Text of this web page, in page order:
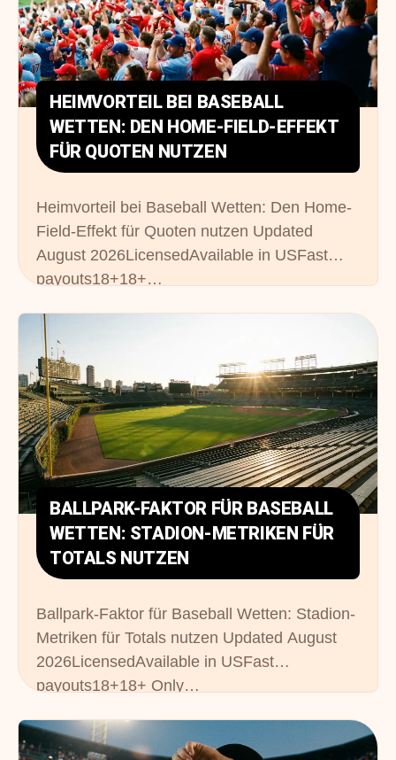
HEIMVORTEIL BEI BASEBALL
WETTEN: DEN HOME-FIELD-EFFEKT
FÜR QUOTEN NUTZEN
Heimvorteil bei Baseball Wetten: Den Home-
Field-Effekt für Quoten nutzen Updated
August 2026LicensedAvailable in USFast
payouts18+18+…
BALLPARK-FAKTOR FÜR BASEBALL
WETTEN: STADION-METRIKEN FÜR
TOTALS NUTZEN
Ballpark-Faktor für Baseball Wetten: Stadion-
Metriken für Totals nutzen Updated August
2026LicensedAvailable in USFast
payouts18+18+ Only…